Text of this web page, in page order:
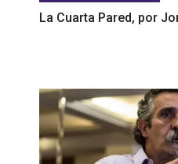
La Cuarta Pared, por